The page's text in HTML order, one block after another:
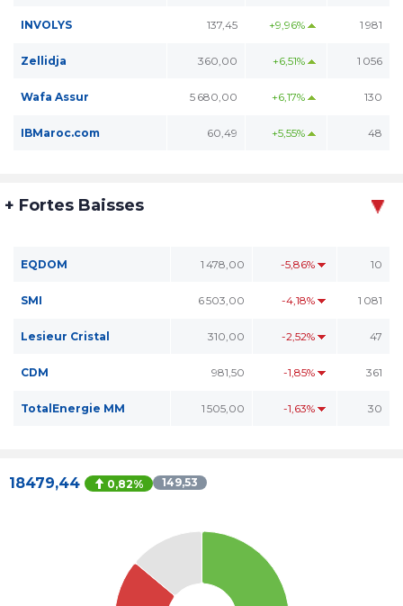
INVOLYS 137,45 +9,96% 1 981
Zellidja 360,00 +6,51% 1 056
Wafa Assur 5 680,00 +6,17% 130
IBMaroc.com 60,49 +5,55% 48
+ Fortes Baisses
EQDOM 1 478,00 -5,86% 10
SMI 6 503,00 -4,18% 1 081
Lesieur Cristal 310,00 -2,52% 47
CDM 981,50 -1,85% 361
TotalEnergie MM 1 505,00 -1,63% 30
18479,44 0,82% 149,53